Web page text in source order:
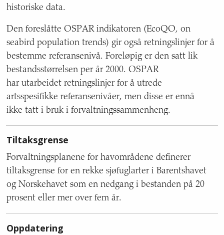
historiske data.
Den foreslåtte OSPAR indikatoren (EcoQO, on
seabird population trends) gir også retningslinjer for å
bestemme referansenivå. Foreløpig er den satt lik
bestandsstørrelsen per år 2000. OSPAR
har utarbeidet retningslinjer for å utrede
artsspesifikke referansenivåer, men disse er ennå
ikke tatt i bruk i forvaltningssammenheng.
Tiltaksgrense
Forvaltningsplanene for havområdene definerer
tiltaksgrense for en rekke sjøfuglarter i Barentshavet
og Norskehavet som en nedgang i bestanden på 20
prosent eller mer over fem år.
Oppdatering